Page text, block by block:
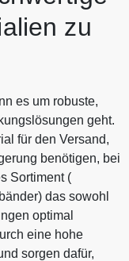
zu
es um robuste,
geht.
für den Versand,
benötigen, bei
Sortiment (
das sowohl
optimal
eine hohe
sorgen dafür,